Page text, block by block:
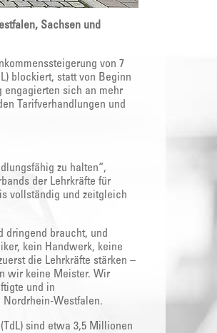
Sachsen und
von 7
blockiert, statt von Beginn
engagierten sich an mehr
Tarifverhandlungen und
zu halten“,
der Lehrkräfte für
vollständig und zeitgleich
dringend braucht, und
kein Handwerk, keine
die Lehrkräfte stärken –
wir keine Meister. Wir
und in
Nordrhein-Westfalen.
sind etwa 3,5 Millionen